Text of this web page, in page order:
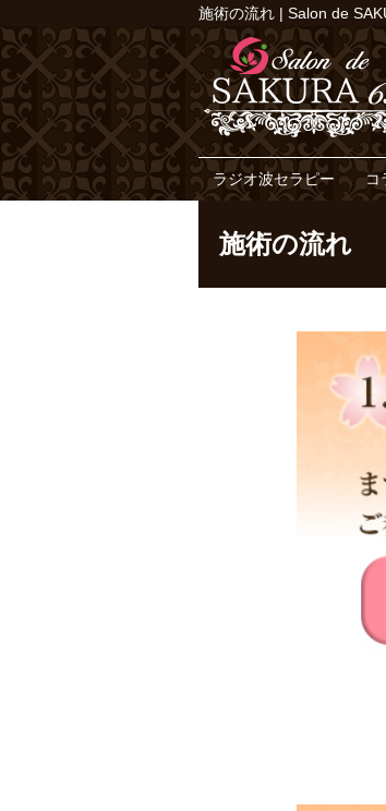
施術の流れ | Salon de
ラジオ波セラピー コ
施術の流れ